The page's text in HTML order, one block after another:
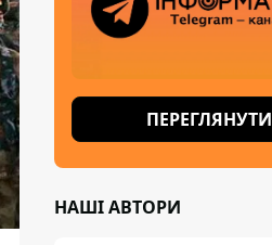
ПЕРЕГЛЯНУТИ
НАШІ АВТОРИ